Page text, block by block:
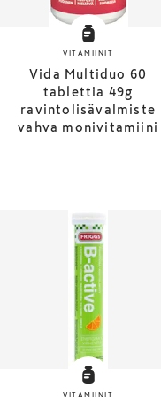
VITAMIINIT
Vida Multiduo 60
tablettia 49g
ravintolisävalmiste
vahva monivitamiini
VITAMIINIT